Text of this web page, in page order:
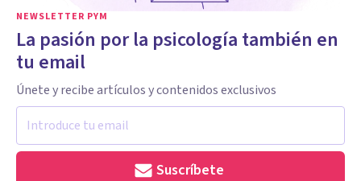
NEWSLETTER PYM
La pasión por la psicología también en
tu email
Únete y recibe artículos y contenidos exclusivos
Suscríbete